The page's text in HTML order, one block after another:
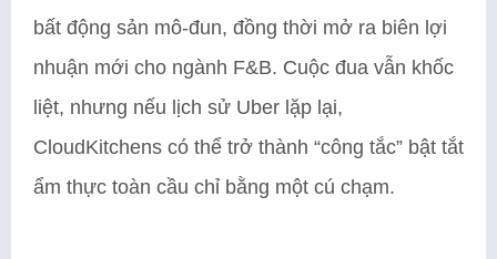
bất động sản mô‑đun, đồng thời mở ra biên lợi
nhuận mới cho ngành F&B. Cuộc đua vẫn khốc
liệt, nhưng nếu lịch sử Uber lặp lại,
CloudKitchens có thể trở thành “công tắc” bật tắt
ẩm thực toàn cầu chỉ bằng một cú chạm.